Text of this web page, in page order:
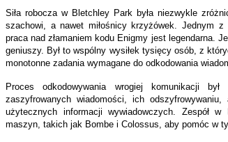
Siła robocza w Bletchley Park była niezwykle
szachowi, a nawet miłośnicy krzyżówek. Jednym z
praca nad złamaniem kodu Enigmy jest legendarna.
geniuszy. Był to wspólny wysiłek tysięcy osób, z
monotonne zadania wymagane do odkodowania
Proces odkodowywania wrogiej komunikacji
zaszyfrowanych wiadomości, ich
użytecznych informacji wywiadowczych. Zespół
maszyn, takich jak Bombe i Colossus, aby pomóc w